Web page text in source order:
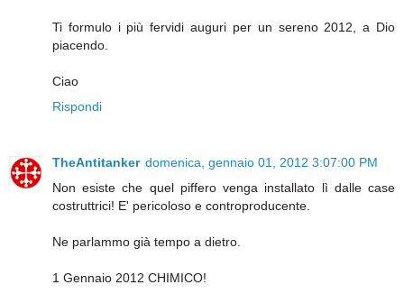
Ti formulo i più fervidi auguri per un sereno 2012, a Dio
piacendo.
Ciao
Rispondi
TheAntitanker domenica, gennaio 01, 2012 3:07:00 PM
Non esiste che quel piffero venga installato lì dalle case
costruttrici! E' pericoloso e controproducente.
Ne parlammo già tempo a dietro.
1 Gennaio 2012 CHIMICO!